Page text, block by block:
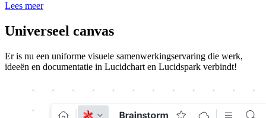
Lees meer
Universeel canvas
Er is nu een uniforme visuele samenwerkingservaring die werk,
ideeën en documentatie in Lucidchart en Lucidspark verbindt!